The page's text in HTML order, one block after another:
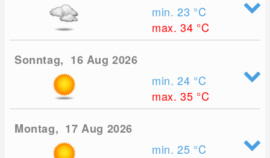
min. 23 °C
max. 34 °C
Sonntag, 16 Aug 2026
min. 24 °C
max. 35 °C
Montag, 17 Aug 2026
min. 25 °C